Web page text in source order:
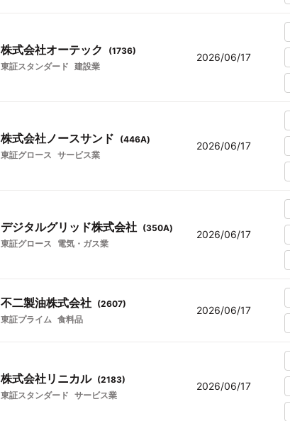
株式会社オーテック (1736)
東証スタンダード 建設業
2026/06/17
株式会社ノースサンド (446A)
東証グロース サービス業
2026/06/17
デジタルグリッド株式会社 (350A)
東証グロース
電気・ガス業
2026/06/17
不二製油株式会社 (2607)
東証プライム 食料品
2026/06/17
株式会社リニカル (2183)
東証スタンダード サービス業
2026/06/17